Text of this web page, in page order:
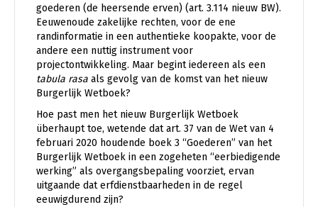
goederen (de heersende erven) (art. 3.114 nieuw BW).
Eeuwenoude zakelijke rechten, voor de ene
randinformatie in een authentieke koopakte, voor de
andere een nuttig instrument voor
projectontwikkeling. Maar begint iedereen als een
tabula rasa als gevolg van de komst van het nieuw
Burgerlijk Wetboek?
Hoe past men het nieuw Burgerlijk Wetboek
überhaupt toe, wetende dat art. 37 van de Wet van 4
februari 2020 houdende boek 3 “Goederen” van het
Burgerlijk Wetboek in een zogeheten “eerbiedigende
werking” als overgangsbepaling voorziet, ervan
uitgaande dat erfdienstbaarheden in de regel
eeuwigdurend zijn?